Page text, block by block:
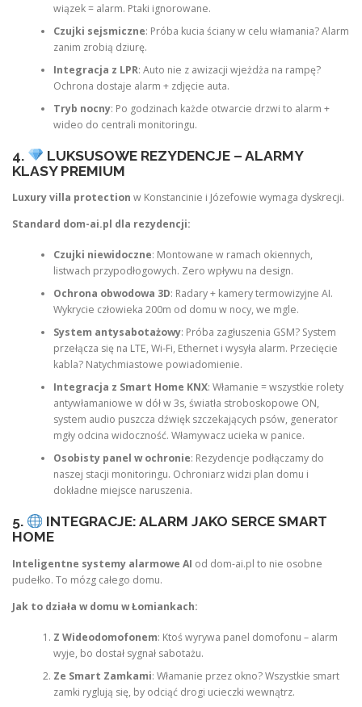
wiązek = alarm. Ptaki ignorowane.
Czujki sejsmiczne: Próba kucia ściany w celu włamania? Alarm
zanim zrobią dziurę.
Integracja z LPR: Auto nie z awizacji wjeżdża na rampę?
Ochrona dostaje alarm + zdjęcie auta.
Tryb nocny: Po godzinach każde otwarcie drzwi to alarm +
wideo do centrali monitoringu.
4.
LUKSUSOWE REZYDENCJE – ALARMY
KLASY PREMIUM
Luxury villa protection w Konstancinie i Józefowie wymaga dyskrecji.
Standard dom-ai.pl dla rezydencji:
Czujki niewidoczne: Montowane w ramach okiennych,
listwach przypodłogowych. Zero wpływu na design.
Ochrona obwodowa 3D: Radary + kamery termowizyjne AI.
Wykrycie człowieka 200m od domu w nocy, we mgle.
System antysabotażowy: Próba zagłuszenia GSM? System
przełącza się na LTE, Wi-Fi, Ethernet i wysyła alarm. Przecięcie
kabla? Natychmiastowe powiadomienie.
Integracja z Smart Home KNX: Włamanie = wszystkie rolety
antywłamaniowe w dół w 3s, światła stroboskopowe ON,
system audio puszcza dźwięk szczekających psów, generator
mgły odcina widoczność. Włamywacz ucieka w panice.
Osobisty panel w ochronie: Rezydencje podłączamy do
naszej stacji monitoringu. Ochroniarz widzi plan domu i
dokładne miejsce naruszenia.
5.
INTEGRACJE: ALARM JAKO SERCE SMART
HOME
Inteligentne systemy alarmowe AI od dom-ai.pl to nie osobne
pudełko. To mózg całego domu.
Jak to działa w domu w Łomiankach:
Z Wideodomofonem: Ktoś wyrywa panel domofonu – alarm
wyje, bo dostał sygnał sabotażu.
Ze Smart Zamkami: Włamanie przez okno? Wszystkie smart
zamki ryglują się, by odciąć drogi ucieczki wewnątrz.